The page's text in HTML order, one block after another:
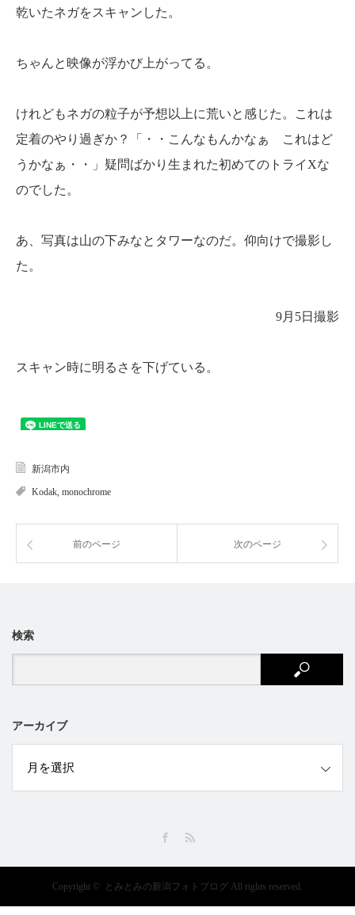
乾いたネガをスキャンした。
ちゃんと映像が浮かび上がってる。
けれどもネガの粒子が予想以上に荒いと感じた。これは
定着のやり過ぎか？「・・こんなもんかなぁ これはど
うかなぁ・・」疑問ばかり生まれた初めてのトライXな
のでした。
あ、写真は山の下みなとタワーなのだ。仰向けで撮影し
た。
9月5日撮影
スキャン時に明るさを下げている。
新潟市内
Kodak, monochrome
前のページ 次のページ
検索
アーカイブ
Copyright © とみとみの新潟フォトブログ All rights reserved.